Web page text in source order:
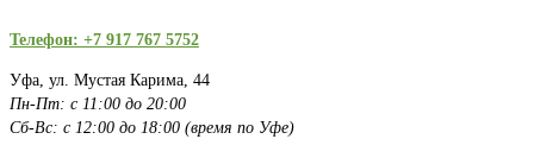
Телефон: +7 917 767 5752
Уфа, ул. Мустая Карима, 44
Пн-Пт: с 11:00 до 20:00
Сб-Вс: с 12:00 до 18:00 (время по Уфе)